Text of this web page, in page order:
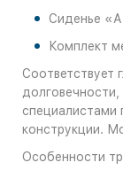
Сиденье
Комплект
Соответствует
специалистами
конструкции.
Особенности